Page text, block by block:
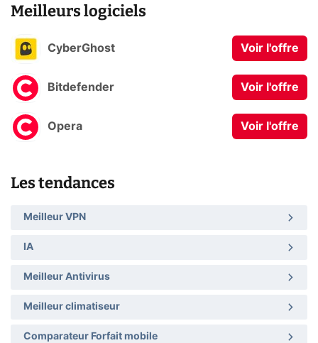
Meilleurs logiciels
CyberGhost Voir l'offre
Bitdefender Voir l'offre
Opera Voir l'offre
Les tendances
Meilleur VPN
IA
Meilleur Antivirus
Meilleur climatiseur
Comparateur Forfait mobile